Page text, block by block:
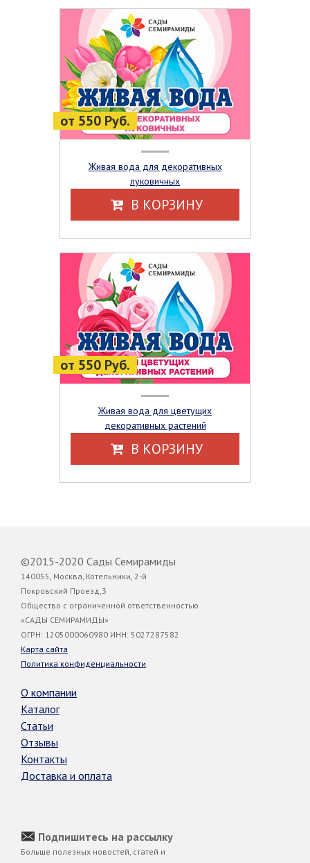
от 550 Руб.
Живая вода для декоративных
луковичных
В КОРЗИНУ
от 550 Руб.
Живая вода для цветущих
декоративных растений
В КОРЗИНУ
©2015-2020 Сады Семирамиды
140055, Москва, Котельники, 2-й
Покровский Проезд,3
Общество с ограниченной ответственностью
«САДЫ СЕМИРАМИДЫ»
ОГРН: 1205000060980 ИНН: 5027287582
Карта сайта
Политика конфиденциальности
О компании
Каталог
Статьи
Отзывы
Контакты
Доставка и оплата
Подпишитесь на рассылку
Больше полезных новостей, статей и